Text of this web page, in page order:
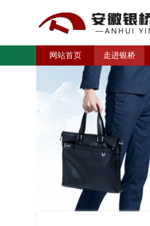
网站首页 走进银桥